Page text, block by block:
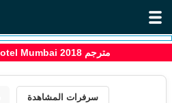
> مشاهدة فيلم Hotel Mumbai 2018 مترجم
سرفرات المشاهدة